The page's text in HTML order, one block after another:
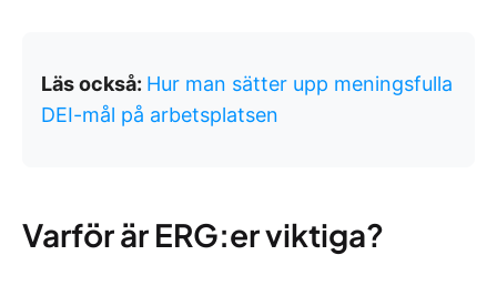
Läs också: Hur man sätter upp meningsfulla
DEI-mål på arbetsplatsen
Varför är ERG:er viktiga?